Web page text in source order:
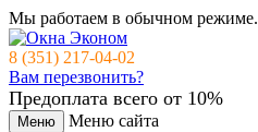
Мы работаем в обычном режиме.
8 (351) 217-04-02
Вам перезвонить?
Предоплата всего от 10%
Меню
Меню сайта